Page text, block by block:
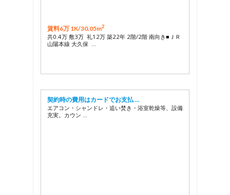
賃料6万 1K/30.05m2
共0.4万 敷3万 礼12万 築22年 2階/2階 南向き■ＪＲ
山陽本線 大久保 …
契約時の費用はカードでお支払 …
エアコン・シャンドレ・追い焚き・浴室乾燥等、設備
充実。カウン …